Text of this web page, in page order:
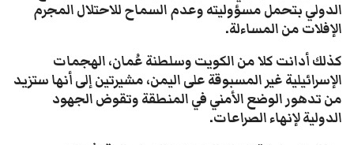
الدولي بتحمل مسؤوليته وعدم السماح للاحتلال المجرم
الإفلات من المساءلة.
كذلك أدانت كلا من الكويت وسلطنة عُمان، الهجمات
الإسرائيلية غير المسبوقة على اليمن، مشيرتين إلى أنها ستزيد
من تدهور الوضع الأمني في المنطقة وتقوض الجهود
الدولية لإنهاء الصراعات.